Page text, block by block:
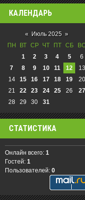
КАЛЕНДАРЬ
« Июль 2025 »
ПН
ВТ СР ЧТ ПТ СБ
ВС
1
2 3 4 5
6
7
8 9 10 11 12
13
14
15 16 17 18 19
20
21
22 23 24 25 26
27
28
29 30 31
СТАТИСТИКА
Онлайн всего: 1
Гостей: 1
Пользователей: 0